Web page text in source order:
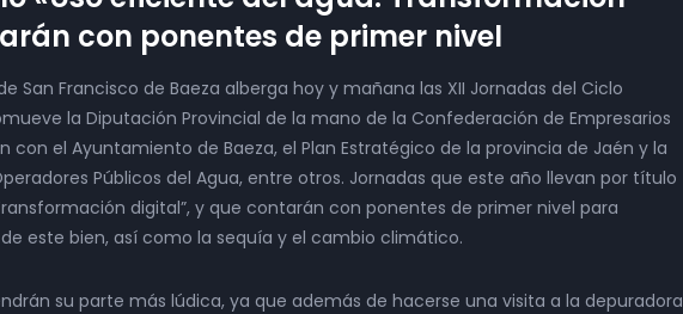
con ponentes de primer nivel
San Francisco de Baeza alberga hoy y mañana las XII Jornadas del Ciclo
la Diputación Provincial de la mano de la Confederación de Empresarios
con el Ayuntamiento de Baeza, el Plan Estratégico de la provincia de Jaén y la
Públicos del Agua, entre otros. Jornadas que este año llevan por título
digital”, y que contarán con ponentes de primer nivel para
este bien, así como la sequía y el cambio climático.
su parte más lúdica, ya que además de hacerse una visita a la depuradora